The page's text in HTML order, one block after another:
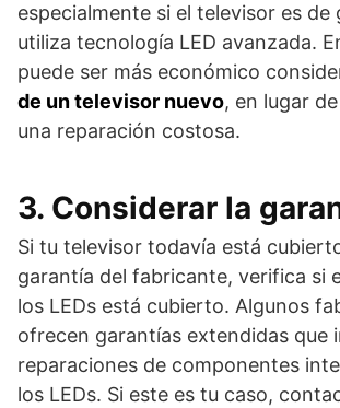
especialmente si el televisor es de
utiliza tecnología LED avanzada.
puede ser más económico
de un televisor nuevo, en lugar
una reparación costosa.
3. Considerar la
Si tu televisor todavía está
garantía del fabricante, verifica si
los LEDs está cubierto. Algunos
ofrecen garantías extendidas que
reparaciones de componentes
los LEDs. Si este es tu caso,